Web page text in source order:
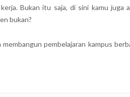
Bukan itu saja, di sini kamu juga
bukan?
pembelajaran kampus